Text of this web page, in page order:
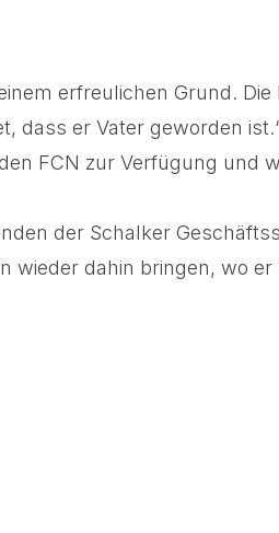
erfreulichen Grund. Die
dass er Vater geworden
FCN zur Verfügung und
der Schalker
wieder dahin bringen, wo